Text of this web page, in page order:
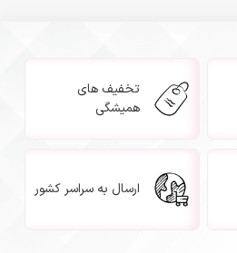
تخفیف های
همیشگی
ارسال به سراسر کشور